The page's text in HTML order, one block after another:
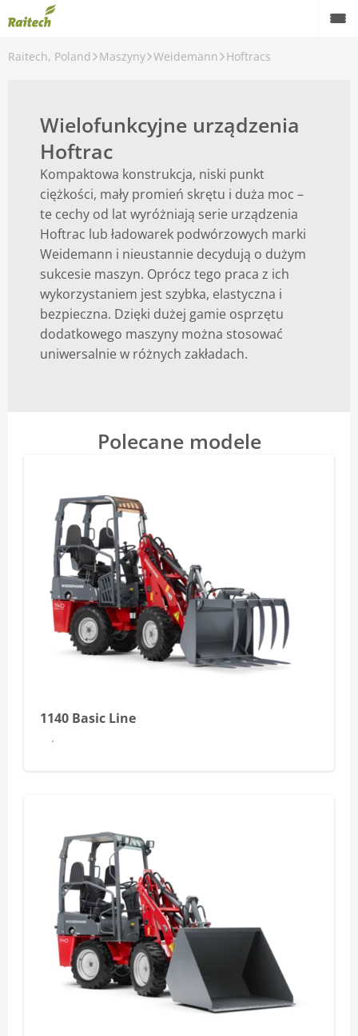
Raitech, Poland Maszyny Weidemann Hoftracs
Wielofunkcyjne urządzenia
Hoftrac
Kompaktowa konstrukcja, niski punkt
ciężkości, mały promień skrętu i duża moc –
te cechy od lat wyróżniają serie urządzenia
Hoftrac lub ładowarek podwórzowych marki
Weidemann i nieustannie decydują o dużym
sukcesie maszyn. Oprócz tego praca z ich
wykorzystaniem jest szybka, elastyczna i
bezpieczna. Dzięki dużej gamie osprzętu
dodatkowego maszyny można stosować
uniwersalnie w różnych zakładach.
Polecane modele
1140 Basic Line
Dowiedz się więcej
Części zamienne
Serwis
Rolnictwo precyzyjne
Finansowanie
Kariera
O nas
Kontakt